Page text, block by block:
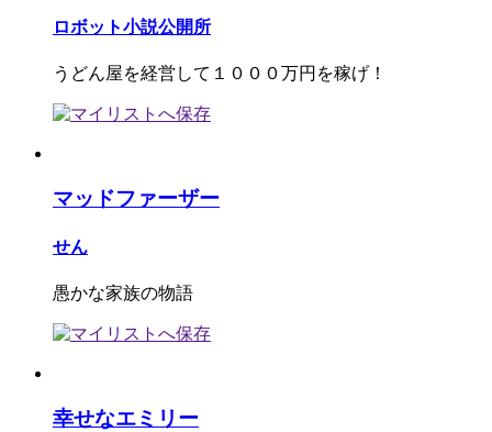
ロボット小説公開所
うどん屋を経営して１０００万円を稼げ！
マッドファーザー
せん
愚かな家族の物語
幸せなエミリー